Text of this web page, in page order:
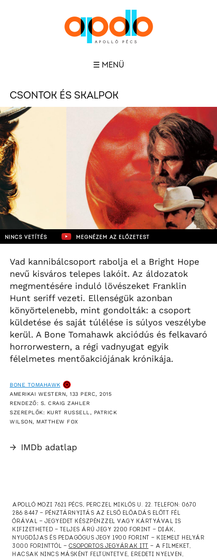
☰ MENÜ
CSONTOK ÉS SKALPOK
NINCS VETÍTÉS MEGNÉZEM AZ ELŐZETEST
Vad kannibálcsoport rabolja el a Bright Hope
nevű kisváros telepes lakóit. Az áldozatok
megmentésére induló lövészeket Franklin
Hunt seriff vezeti. Ellenségük azonban
könyörtelenebb, mint gondolták: a csoport
küldetése és saját túlélése is súlyos veszélybe
kerül. A Bone Tomahawk akciódús és felkavaró
horrorwestern, a régi vadnyugat egyik
félelmetes mentőakciójának krónikája.
BONE TOMAHAWK
AMERIKAI WESTERN, 133 PERC, 2015
RENDEZŐ: S. CRAIG ZAHLER
SZEREPLŐK: KURT RUSSELL, PATRICK
WILSON, MATTHEW FOX
→ IMDb adatlap
APOLLÓ MOZI 7621 PÉCS, PERCZEL MIKLÓS U. 22. TELEFON: 0670
286 8447 — PÉNZTÁRNYITÁS AZ ELSŐ ELŐADÁS ELŐTT FÉL
ÓRÁVAL — JEGYEDET KÉSZPÉNZZEL VAGY KÁRTYÁVAL IS
KIFIZETHETED — TELJES ÁRÚ JEGY 2200 FORINT — DIÁK,
NYUGDÍJAS ÉS PEDAGÓGUS JEGY 1900 FORINT — KIEMELT HELYÁR
3000 FORINTTÓL — CSOPORTOS JEGYÁRAK ITT
— A FILMEKET,
HACSAK NINCS MÁSKÉNT FELTÜNTETVE, EREDETI NYELVEN,